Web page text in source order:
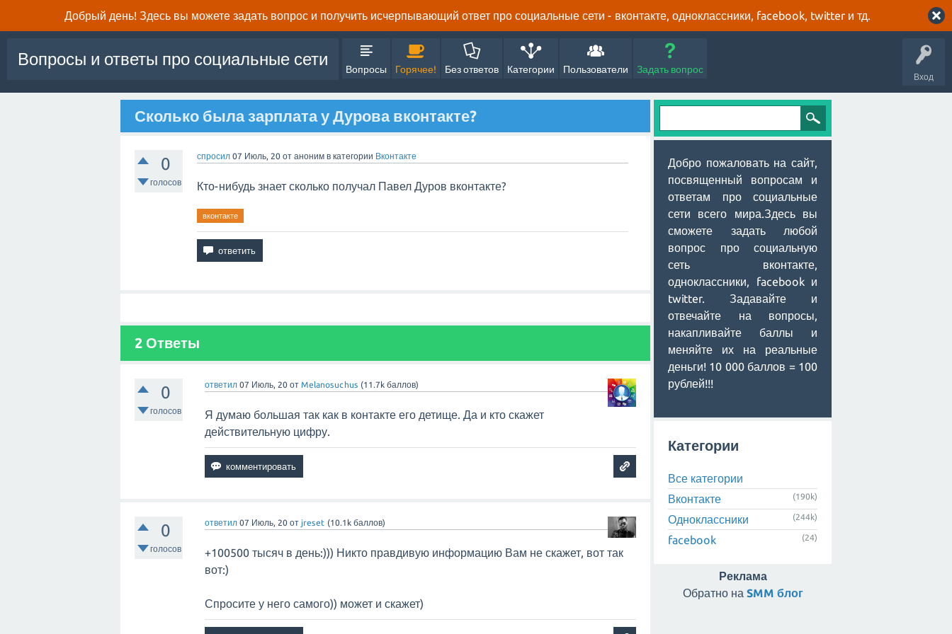
Добрый день! Здесь вы можете задать вопрос и получить исчерпывающий ответ про социальные сети - вконтакте, одноклассники, facebook, twitter и тд.
Вход
Вопросы и ответы про социальные сети
Вопросы Горячее! Без ответов Категории Пользователи Задать вопрос
Сколько была зарплата у Дурова вконтакте?
0
голосов
спросил 07 Июль, 20 от аноним в категории Вконтакте
Кто-нибудь знает сколько получал Павел Дуров вконтакте?
вконтакте
2 Ответы
0
голосов
ответил 07 Июль, 20 отMelanosuchus (11.7k баллов)
Я думаю большая так как в контакте его детище. Да и кто скажет
действительную цифру.
0
голосов
ответил 07 Июль, 20 от jreset (10.1k баллов)
+100500 тысяч в день:))) Никто правдивую информацию Вам не скажет, вот так
вот:)
Спросите у него самого)) может и скажет)
Добро пожаловать на сайт,
посвященный вопросам и
ответам про социальные
сети всего мира.Здесь вы
сможете задать любой
вопрос про социальную
сеть вконтакте,
одноклассники, facebook и
twitter. Задавайте и
отвечайте на вопросы,
накапливайте баллы и
меняйте их на реальные
деньги! 10 000 баллов = 100
рублей!!!
Категории
Все категории
Вконтакте
(190k)
Одноклассники (244k)
facebook (24)
Реклама
Обратно на SMM блог